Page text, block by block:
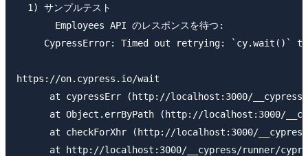
  1) サンプルテスト
       Employees API のレスポンスを待つ:
CypressError: Timed out retrying: `cy.wait()`
https://on.cypress.io/wait
at cypressErr (http://localhost:3000/
at Object.errByPath (http://localhost:3000/
at checkForXhr (http://localhost:3000/
at http://localhost:3000/__cypress/runner/